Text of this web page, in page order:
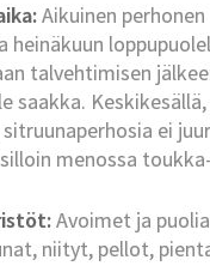
Aikuinen
heinäkuun
talvehtimisen
saakka.
ei
menossa
Avoimet ja
niityt, pellot,